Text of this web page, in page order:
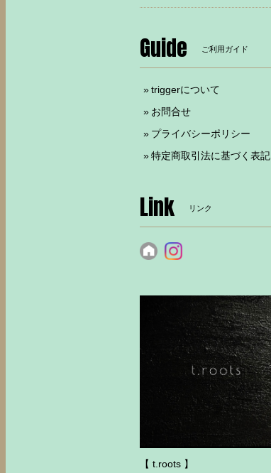
Guide ご利用ガイド
triggerについて
お問合せ
プライバシーポリシー
特定商取引法に基づく表記
Link リンク
【 t.roots 】